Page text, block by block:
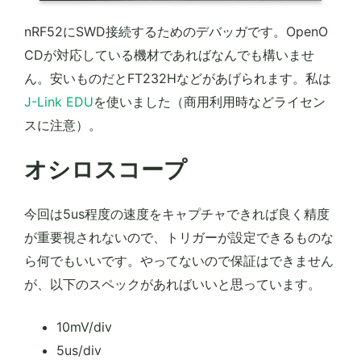
nRF52にSWD接続するためのデバッガです。OpenO
CDが対応している機材であればなんでも構いませ
ん。安いものだとFT232Hなどがあげられます。私は
J-Link EDUを使いました（商用利用時などライセン
スに注意）。
オシロスコープ
今回は5us程度の速度をキャプチャできれば良く精度
が重要視されないので、トリガーが設定できるものな
ら何でもいいです。やってないので保証はできません
が、以下のスペックがあればいいと思っています。
10mV/div
5us/div